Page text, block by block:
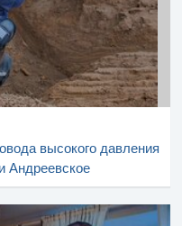
высокого давления
Андреевское